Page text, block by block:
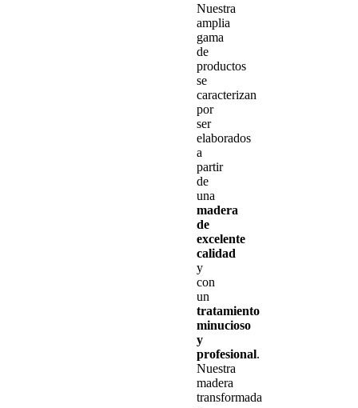
Nuestra
amplia
gama
de
productos
se
caracterizan
por
ser
elaborados
a
partir
de
una
madera
de
excelente
calidad
y
con
un
tratamiento
minucioso
y
profesional.
Nuestra
madera
transformada